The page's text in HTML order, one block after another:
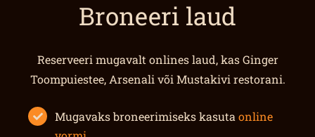
Broneeri laud
Reserveeri mugavalt onlines laud, kas Ginger
Toompuiestee, Arsenali või Mustakivi restorani.
Mugavaks broneerimiseks kasutaonline